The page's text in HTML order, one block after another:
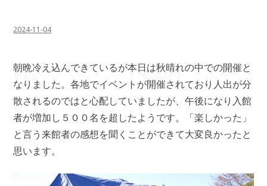
2024-11-04
朝晩冷え込んできているが本日は秋晴れの中での開催と
なりました。各地でイベントが開催されており人出が分
散されるのではと心配していましたが、午後になり入館
者が増加し５００名を超したようです。「楽しかった」
と言う来館者の感想を聞くことができて大変良かったと
思います。